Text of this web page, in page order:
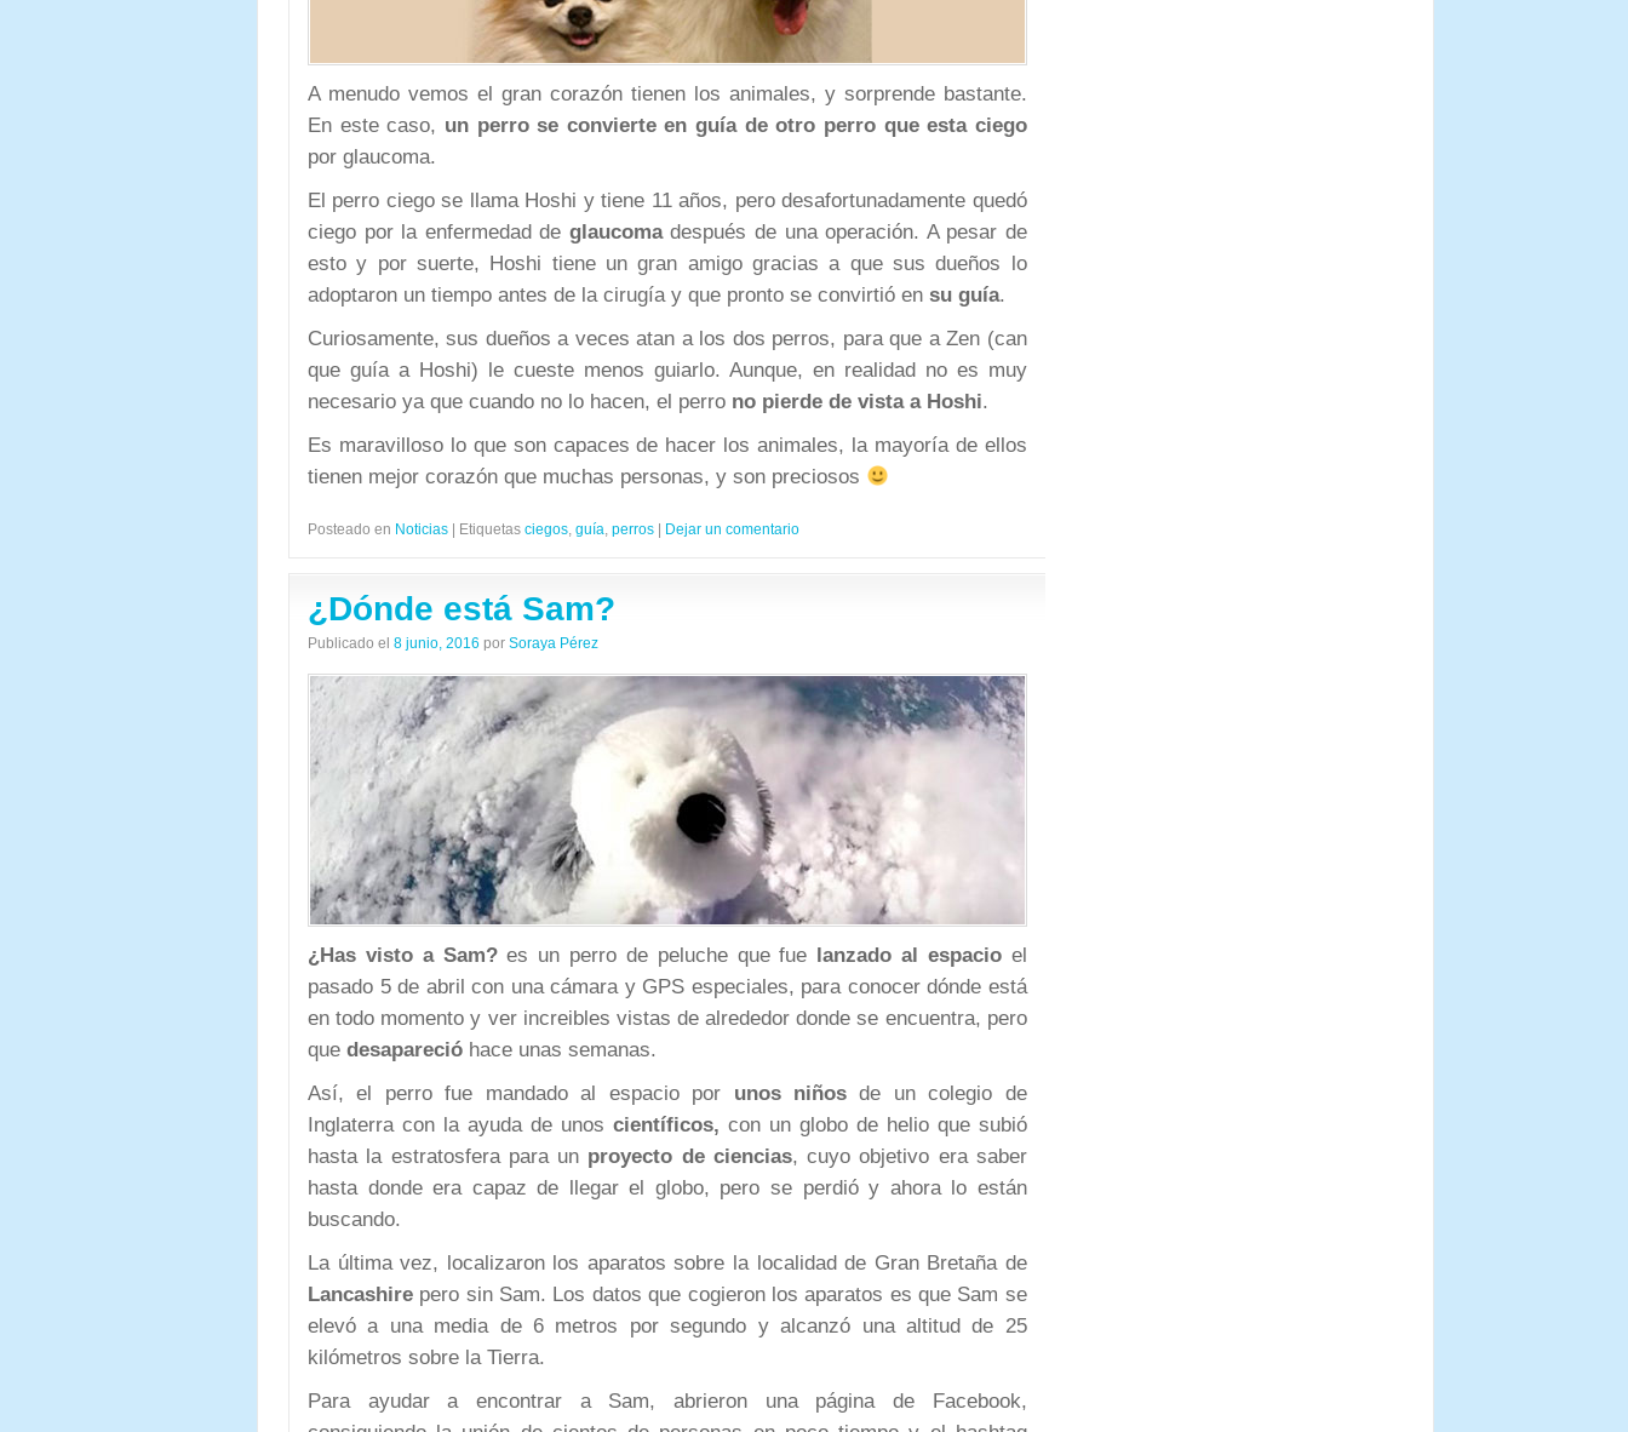
A menudo vemos el gran corazón tienen los animales, y sorprende bastante.
En este caso, un perro se convierte en guía de otro perro que esta ciego
por glaucoma.
El perro ciego se llama Hoshi y tiene 11 años, pero desafortunadamente quedó
ciego por la enfermedad de glaucomadespués de una operación. A pesar de
esto y por suerte, Hoshi tiene un gran amigo gracias a que sus dueños lo
adoptaron un tiempo antes de la cirugía y que pronto se convirtió en su guía.
Curiosamente, sus dueños a veces atan a los dos perros, para que a Zen (can
que guía a Hoshi) le cueste menos guiarlo. Aunque, en realidad no es muy
necesario ya que cuando no lo hacen, el perro no pierde de vista a Hoshi.
Es maravilloso lo que son capaces de hacer los animales, la mayoría de ellos
tienen mejor corazón que muchas personas, y son preciosos
Posteado en Noticias Etiquetas ciegos, guía, perros Dejar un comentario
¿Dónde está Sam?
Publicado el 8 junio, 2016 por Soraya Pérez
¿Has visto a Sam?es un perro de peluche que fue lanzado al espacioel
pasado 5 de abril con una cámara y GPS especiales, para conocer dónde está
en todo momento y ver increibles vistas de alrededor donde se encuentra, pero
que desapareció hace unas semanas.
Así, el perro fue mandado al espacio por unos niños de un colegio de
Inglaterra con la ayuda de unos científicos, con un globo de helio que subió
hasta la estratosfera para un proyecto de ciencias, cuyo objetivo era saber
hasta donde era capaz de llegar el globo, pero se perdió y ahora lo están
buscando.
La última vez, localizaron los aparatos sobre la localidad de Gran Bretaña de
Lancashire pero sin Sam. Los datos que cogieron los aparatos es que Sam se
elevó a una media de 6 metros por segundo y alcanzó una altitud de 25
kilómetros sobre la Tierra.
Para ayudar a encontrar a Sam, abrieron una página de Facebook,